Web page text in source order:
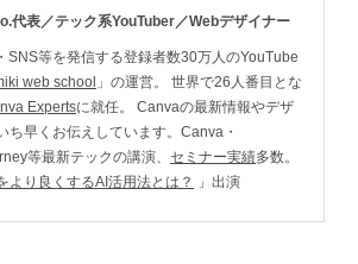
代表／テック系YouTuber／Webデザイナー
SNS等を発信する登録者数30万人のYouTube
web school 」の運営。 世界で26人番目とな
Expertsに就任。 Canvaの最新情報やデザ
ち早くお伝えしています。Canva・
等最新テックの講演、 セミナー実績多数。
より良くするAI活用法とは？ 」出演